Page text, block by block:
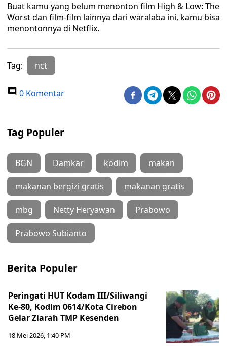
Buat kamu yang belum menonton film High & Low: The
Worst dan film-film lainnya dari waralaba ini, kamu bisa
menontonnya di Netflix.
Tag: nct
0 Komentar
Tag Populer
BGN Damkar kodim makan
makanan bergizi gratis makanan gratis
mbg Netty Heryawan Prabowo
Prabowo Subianto
Berita Populer
Peringati HUT Kodam III/Siliwangi
Ke-80, Kodim 0614/Kota Cirebon
Gelar Ziarah TMP Kesenden
18 Mei 2026, 1:40 PM